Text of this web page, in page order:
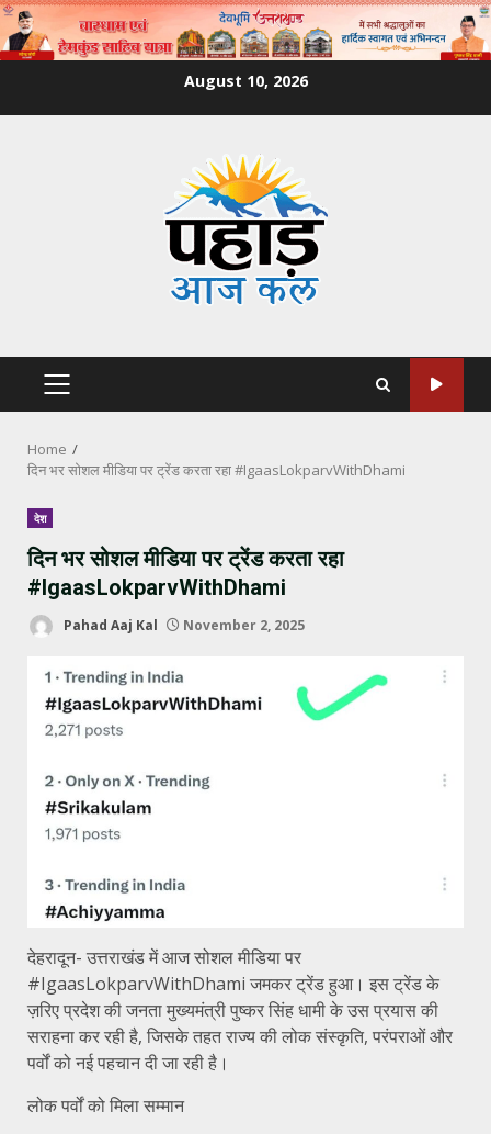
August 10, 2026
PRIMARY
Home
दिन भर सोशल मीडिया पर ट्रेंड करता रहा #IgaasLokparvWithDhami
देश
दिन भर सोशल मीडिया पर ट्रेंड करता रहा
#IgaasLokparvWithDhami
Pahad Aaj Kal November 2, 2025
देहरादून- उत्तराखंड में आज सोशल मीडिया पर
#IgaasLokparvWithDhami जमकर ट्रेंड हुआ। इस ट्रेंड के
ज़रिए प्रदेश की जनता मुख्यमंत्री पुष्कर सिंह धामी के उस प्रयास की
सराहना कर रही है, जिसके तहत राज्य की लोक संस्कृति, परंपराओं और
पर्वों को नई पहचान दी जा रही है।
लोक पर्वों को मिला सम्मान